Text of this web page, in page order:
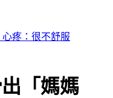
類人」最危險
「媽媽